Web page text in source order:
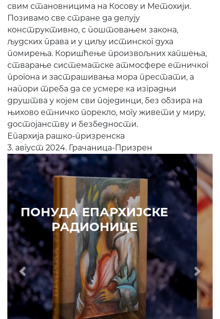
свим становницима на Косову и Метохији.
Позивамо све стране да делују
конструктивно, с поштовањем закона,
људских права и у циљу истинског духа
помирења. Коришћење произвољних хапшења,
стварање систематске атмосфере етничког
прогона и застрашивања мора престати, а
напори треба да се усмере ка изградњи
друштва у којем сви појединци, без обзира на
њихово етничко порекло, могу живети у миру,
достојанству и безбедности.
Епархија рашко-призренска
3. август 2024. Грачаница-Призрен
ПОНУДА ЕПАРХИЈСКЕ
РАДИОНИЦЕ
Prethodni